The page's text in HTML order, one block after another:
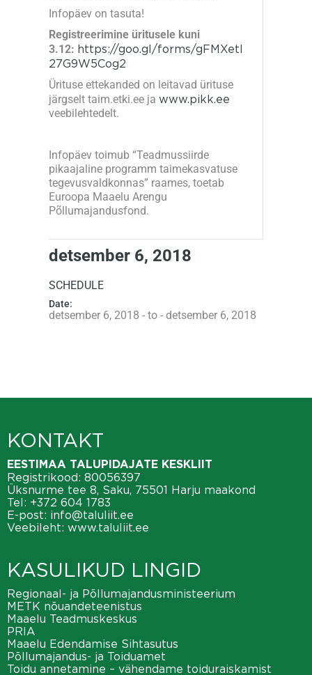
Infopäev on tasuta!
Registreerimine üritusele kuni
3.12: https://goo.gl/forms/gFMXetl
27G9W5Cog2
Ürituse ettekanded on leitavad ürituse
järgselt taim.etki.ee ja www.pikk.ee
veebilehtedelt.
Infopäev toimub “Teadmussiirde
pikaajaline programm taimekasvatuse
tegevusvaldkonnas” raames, toetab
Euroopa Maaelu Arengu
Põllumajandusfond.
detsember 6, 2018
SCHEDULE
Date:
detsember 6, 2018 - to - detsember 6, 2018
KONTAKT
EESTIMAA TALUPIDAJATE KESKLIIT
Registrikood: 80056397
Üksnurme tee 8, Saku, 75501 Harju maakond
Tel: +372 604 1783
E-post: info@taluliit.ee
Veebileht: www.taluliit.ee
KASULIKUD LINGID
Regionaal- ja Põllumajandusministeerium
METK nõuandeteenistus
Maaelu Teadmuskeskus
PRIA
Maaelu Edendamise Sihtasutus
Põllumajandus- ja Toiduamet
Toidu annetamine – vähendame toiduraiskamist